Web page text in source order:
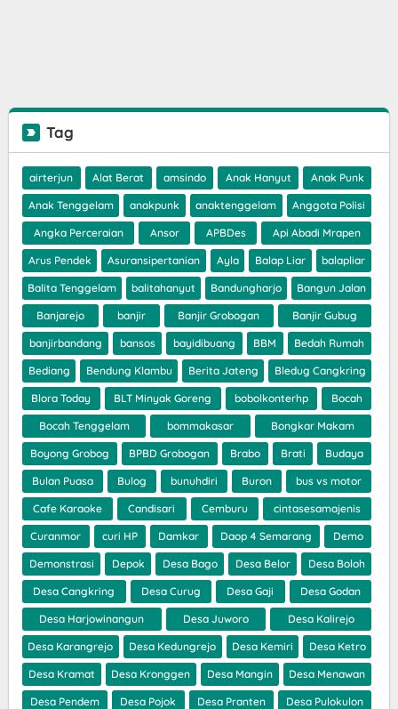
Tag
airterjun Alat Berat amsindo Anak Hanyut Anak Punk
Anak Tenggelam anakpunk anaktenggelam Anggota Polisi
Angka Perceraian Ansor APBDes Api Abadi Mrapen
Arus Pendek Asuransipertanian Ayla Balap Liar balapliar
Balita Tenggelam balitahanyut Bandungharjo Bangun Jalan
Banjarejo banjir Banjir Grobogan Banjir Gubug
banjirbandang bansos bayidibuang BBM Bedah Rumah
Bediang Bendung Klambu Berita Jateng Bledug Cangkring
Blora Today BLT Minyak Goreng bobolkonterhp Bocah
Bocah Tenggelam bommakasar Bongkar Makam
Boyong Grobog BPBD Grobogan Brabo Brati Budaya
Bulan Puasa Bulog bunuhdiri Buron bus vs motor
Cafe Karaoke Candisari Cemburu cintasesamajenis
Curanmor curi HP Damkar Daop 4 Semarang Demo
Demonstrasi Depok Desa Bago Desa Belor Desa Boloh
Desa Cangkring Desa Curug Desa Gaji Desa Godan
Desa Harjowinangun Desa Juworo Desa Kalirejo
Desa Karangrejo Desa Kedungrejo Desa Kemiri Desa Ketro
Desa Kramat Desa Kronggen Desa Mangin Desa Menawan
Desa Pendem Desa Pojok Desa Pranten Desa Pulokulon